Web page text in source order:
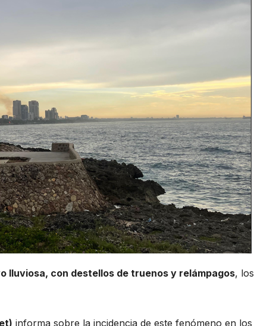
lluviosa, con destellos de truenos y relámpagos, los
informa sobre la incidencia de este fenómeno en los